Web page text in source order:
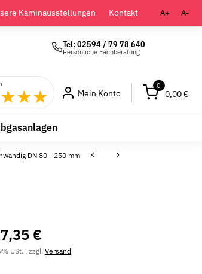
Kaminausstellungen Kontakt A+ A-
Tel: 02594 / 79 78 640
Persönliche Fachberatung
Mein Konto
0
0,00 €
DN 80 - 250 mm
€
USt. , zzgl. Versand